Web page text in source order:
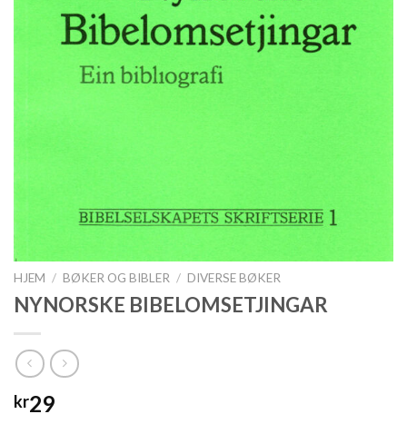
HJEM / BØKER OG BIBLER / DIVERSE BØKER
NYNORSKE BIBELOMSETJINGAR
kr29